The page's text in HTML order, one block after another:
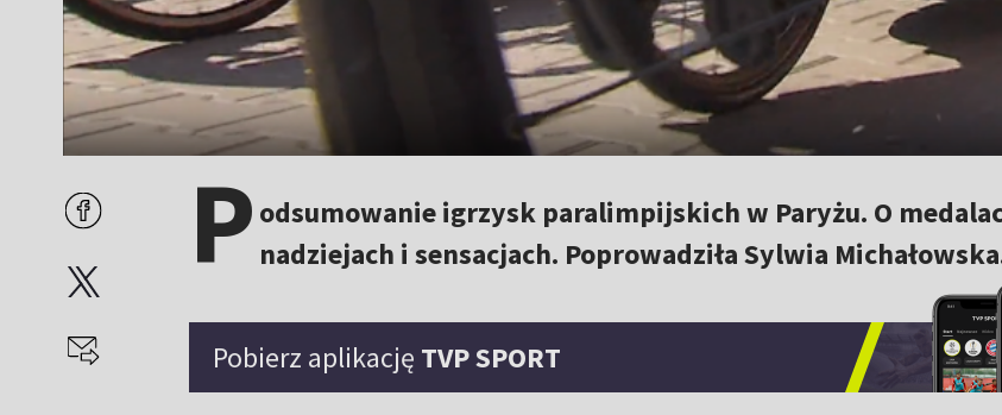
P odsumowanie igrzysk paralimpijskich w Paryżu. O
nadziejach i sensacjach. Poprowadziła Sylwia
Pobierz aplikację TVP SPORT